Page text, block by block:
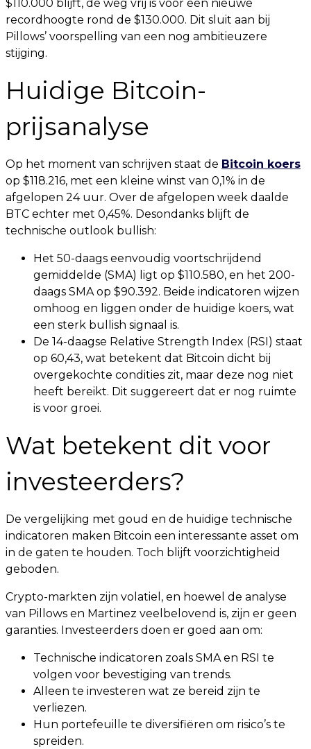
$110.000 blijft, de weg vrij is voor een nieuwe
recordhoogte rond de $130.000. Dit sluit aan bij
Pillows’ voorspelling van een nog ambitieuzere
stijging.
Huidige Bitcoin-
prijsanalyse
Op het moment van schrijven staat de Bitcoin koers
op $118.216, met een kleine winst van 0,1% in de
afgelopen 24 uur. Over de afgelopen week daalde
BTC echter met 0,45%. Desondanks blijft de
technische outlook bullish:
Het 50-daags eenvoudig voortschrijdend
gemiddelde (SMA) ligt op $110.580, en het 200-
daags SMA op $90.392. Beide indicatoren wijzen
omhoog en liggen onder de huidige koers, wat
een sterk bullish signaal is.
De 14-daagse Relative Strength Index (RSI) staat
op 60,43, wat betekent dat Bitcoin dicht bij
overgekochte condities zit, maar deze nog niet
heeft bereikt. Dit suggereert dat er nog ruimte
is voor groei.
Wat betekent dit voor
investeerders?
De vergelijking met goud en de huidige technische
indicatoren maken Bitcoin een interessante asset om
in de gaten te houden. Toch blijft voorzichtigheid
geboden.
Crypto-markten zijn volatiel, en hoewel de analyse
van Pillows en Martinez veelbelovend is, zijn er geen
garanties. Investeerders doen er goed aan om:
Technische indicatoren zoals SMA en RSI te
volgen voor bevestiging van trends.
Alleen te investeren wat ze bereid zijn te
verliezen.
Hun portefeuille te diversifiëren om risico’s te
spreiden.